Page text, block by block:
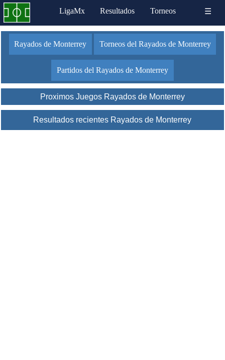
LigaMx Resultados Torneos ☰
Rayados de Monterrey Torneos del Rayados de Monterrey
Partidos del Rayados de Monterrey
Proximos Juegos Rayados de Monterrey
Resultados recientes Rayados de Monterrey